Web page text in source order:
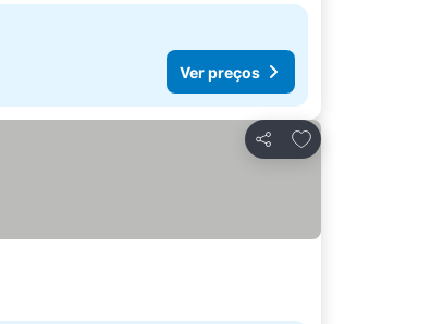
Ver preços
Partilhar
Adicionar aos